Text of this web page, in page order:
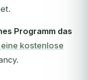
Programm das
kostenlose